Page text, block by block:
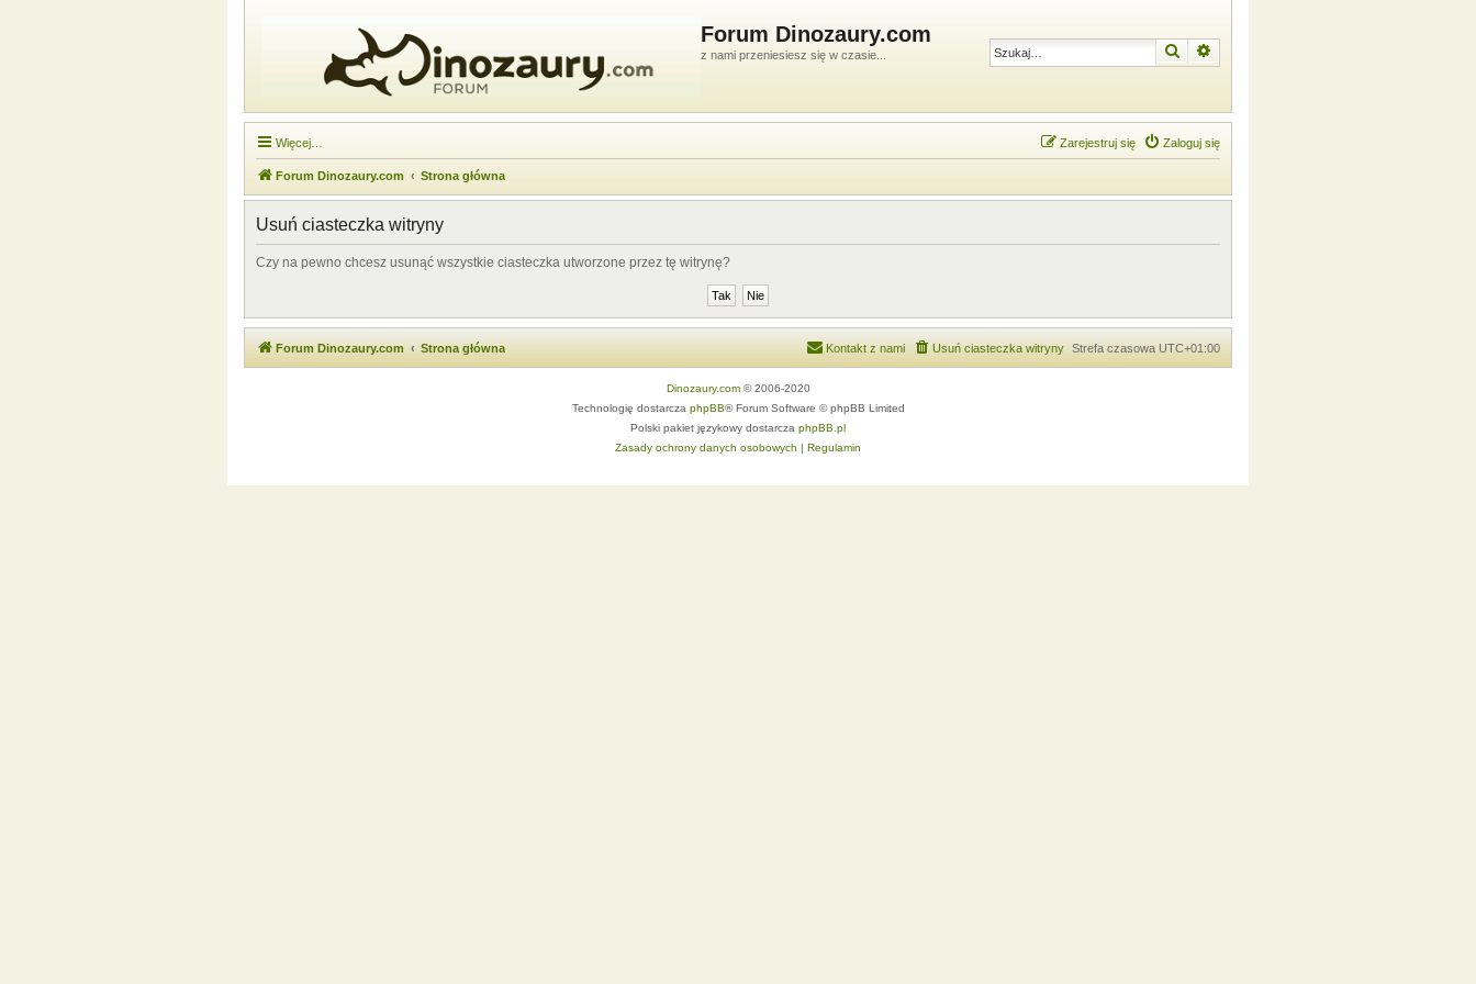
Forum Dinozaury.com
z nami przeniesiesz się w czasie... Szukaj
Więcej… Zaloguj się
Zarejestruj się
Forum Dinozaury.com Strona główna
Usuń ciasteczka witryny
Czy na pewno chcesz usunąć wszystkie ciasteczka utworzone przez tę witrynę?
Forum Dinozaury.com Strona główna Strefa czasowa UTC+01:00
Usuń ciasteczka witryny
Kontakt z nami
Dinozaury.com© 2006-2020
Technologię dostarcza phpBB® Forum Software © phpBB Limited
Polski pakiet językowy dostarcza phpBB.pl
Zasady ochrony danych osobowych | Regulamin